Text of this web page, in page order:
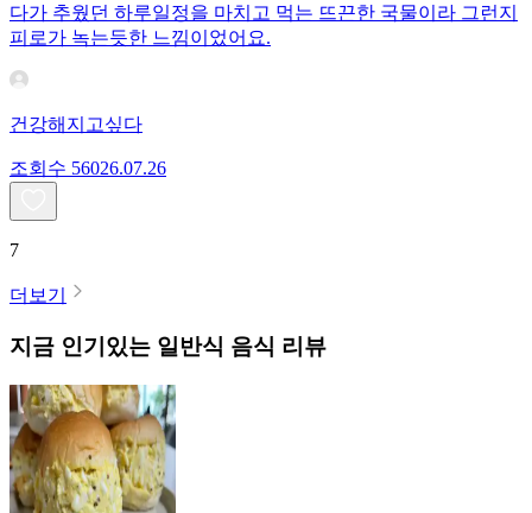
다가 추웠던 하루일정을 마치고 먹는 뜨끈한 국물이라 그런지
피로가 녹는듯한 느낌이었어요.
건강해지고싶다
조회수 56026.07.26
7
더보기
지금 인기있는 일반식 음식 리뷰